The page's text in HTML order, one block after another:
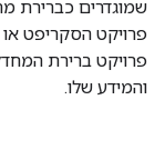
שמוגדרים כברירת
פרויקט ברירת
והמידע שלו.